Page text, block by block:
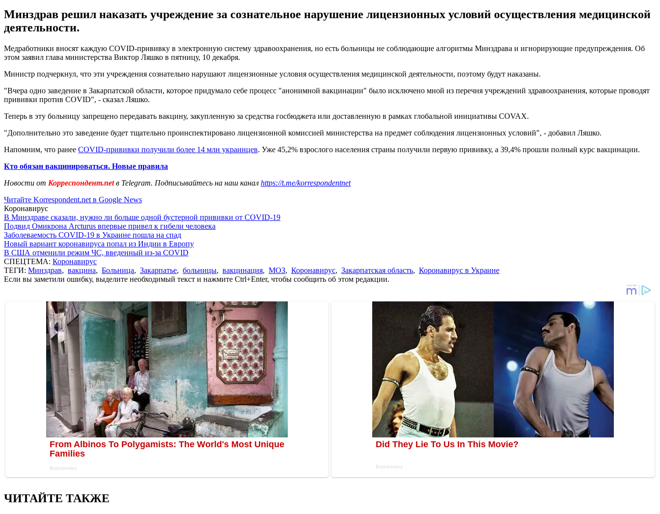
Минздрав решил наказать учреждение за сознательное нарушение лицензионных условий осуществления медицинской
деятельности.
Медработники вносят каждую COVID-прививку в электронную систему здравоохранения, но есть больницы не соблюдающие алгоритмы Минздрава и игнорирующие предупреждения. Об
этом заявил глава министерства Виктор Ляшко в пятницу, 10 декабря.
Министр подчеркнул, что эти учреждения сознательно нарушают лицензионные условия осуществления медицинской деятельности, поэтому будут наказаны.
"Вчера одно заведение в Закарпатской области, которое придумало себе процесс "анонимной вакцинации" было исключено мной из перечня учреждений здравоохранения, которые проводят
прививки против COVID", - сказал Ляшко.
Теперь в эту больницу запрещено передавать вакцину, закупленную за средства госбюджета или доставленную в рамках глобальной инициативы COVAX.
"Дополнительно это заведение будет тщательно проинспектировано лицензионной комиссией министерства на предмет соблюдения лицензионных условий", - добавил Ляшко.
Напомним, что ранее COVID-прививки получили более 14 млн украинцев. Уже 45,2% взрослого населения страны получили первую прививку, а 39,4% прошли полный курс вакцинации.
Кто обязан вакцинироваться. Новые правила
Новости от Корреспондент.netв Telegram. Подписывайтесь на наш канал https://t.me/korrespondentnet
Читайте Korrespondent.net в Google News
Коронавирус
В Минздраве сказали, нужно ли больше одной бустерной прививки от COVID-19
Подвид Омикрона Arcturus впервые привел к гибели человека
Заболеваемость COVID-19 в Украине пошла на спад
Новый вариант коронавируса попал из Индии в Европу
В США отменили режим ЧС, введенный из-за COVID
СПЕЦТЕМА: Коронавирус
ТЕГИ: Минздрав, вакцина, Больница, Закарпатье, больницы, вакцинация, МОЗ, Коронавирус, Закарпатская область, Коронавирус в Украине
Если вы заметили ошибку, выделите необходимый текст и нажмите Ctrl+Enter, чтобы сообщить об этом редакции.
ЧИТАЙТЕ ТАКЖЕ